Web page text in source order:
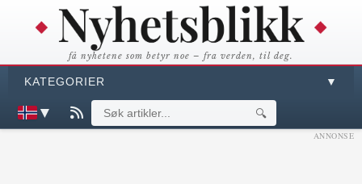
få nyhetene som betyr noe – fra verden, til deg.
KATEGORIER ▼
▼ 🔍
ANNONSE